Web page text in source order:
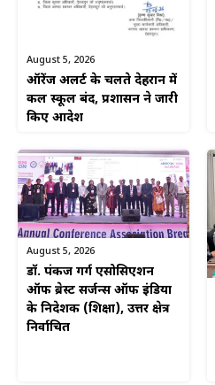
August 5, 2026
ऑरेंज अलर्ट के चलते देहरादून में
कल स्कूल बंद, प्रशासन ने जारी
किए आदेश
August 5, 2026
डॉ. पंकज गर्ग एसोसिएशन
ऑफ ब्रेस्ट सर्जन्स ऑफ इंडिया
के निदेशक (शिक्षा), उत्तर क्षेत्र
निर्वाचित